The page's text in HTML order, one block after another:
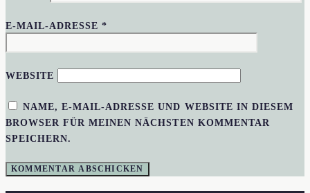
E-MAIL-ADRESSE*
WEBSITE
NAME, E-MAIL-ADRESSE UND WEBSITE IN DIESEM
BROWSER FÜR MEINEN NÄCHSTEN KOMMENTAR
SPEICHERN.